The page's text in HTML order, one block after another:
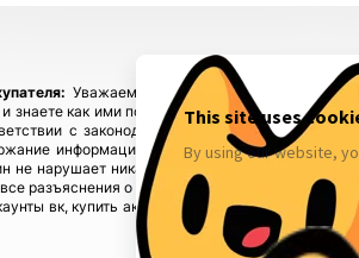
Уважаемые покупатели,
как ими пользоваться! Если у Вас
с законодательством! Магазин
информации), предупреждая, что в
нарушает никаких законов и не каких прав
разъяснения о происхождении товаров. Мы
вк, купить аккаунты инстаграм, купить